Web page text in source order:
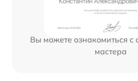
Вы можете ознакомиться с
мастера